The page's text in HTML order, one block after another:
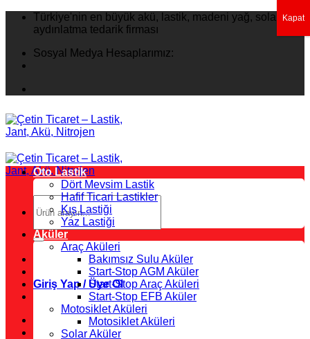
İçeriğeTürkiye'nin en büyük akü, lastik, madeni yağ, solar
aydınlatma tedarik firması
Sosyal Medya Hesaplarımız:
Ara:
Giriş Yap / Üye Ol
Oto Lastik
Dört Mevsim Lastik
Hafif Ticari Lastikler
Kış Lastiği
Yaz Lastiği
Aküler
Araç Aküleri
Bakımsız Sulu Aküler
Start-Stop AGM Aküler
Start-Stop Araç Aküleri
Start-Stop EFB Aküler
Motosiklet Aküleri
Motosiklet Aküleri
Solar Aküler
Kapat